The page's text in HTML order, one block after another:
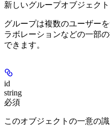
新しいグループオブジェクト
グループは複数のユーザー
ラボレーションなどの一部
できます。
id
string
必須
このオブジェクトの一意の識